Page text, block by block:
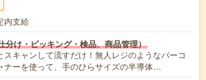
内支給
分け・ピッキング・検品、商品管理）
スキャンして流すだけ！無人レジのようなバーコ
ナーを使って、手のひらサイズの半導体…